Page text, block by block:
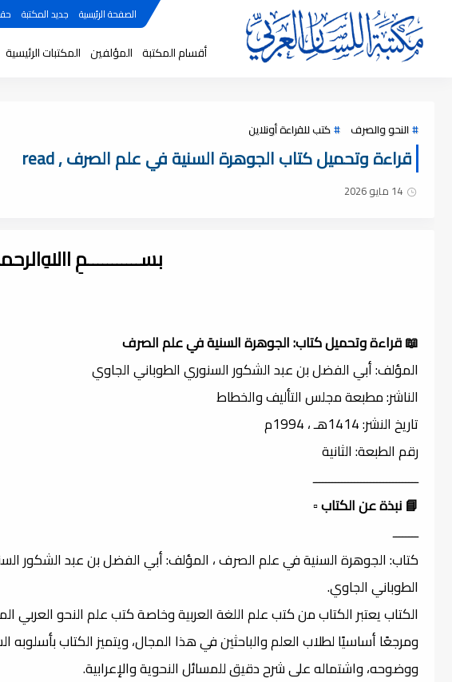
الصفحة الرئيسية جديد المكتبة
أقسام المكتبة المؤلفين المكتبات الرئيسية
النحو والصرف كتب للقراءة أونلاين
قراءة وتحميل كتاب الجوهرة السنية في علم الصرف , read
14 مايو 2026
بســـــــــــمِ
📖 قراءة وتحميل كتاب: الجوهرة السنية في علم الصرف
المؤلف: أبي الفضل بن عبد الشكور السنوري الطوباني الجاوي
الناشر: مطبعة مجلس التأليف والخطاط
تاريخ النشر: 1414هـ ، 1994م
رقم الطبعة: الثانية
ـــــــــــــــــــــــــــــــــ
📘 نبذة عن الكتاب▫️
ــــــــ
كتاب: الجوهرة السنية في علم الصرف ، المؤلف: أبي الفضل بن عبد الشكور
الطوباني الجاوي.
الكتاب يعتبر الكتاب من كتب علم اللغة العربية وخاصة كتب علم النحو العربي
ومرجعًا أساسيًا لطلاب العلم والباحثين في هذا المجال، ويتميز الكتاب بأسلوبه
ووضوحه، واشتماله على شرح دقيق للمسائل النحوية والإعرابية.